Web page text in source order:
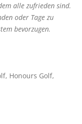
alle zufrieden sind.
oder Tage zu
bevorzugen.
Honours Golf,